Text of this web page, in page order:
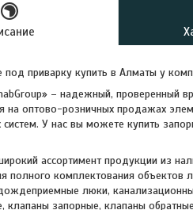
приварку купить в Алматы у
– надежный, проверенный
на оптово-розничных продажах
У нас вы можете купить
ассортимент продукции из
полного комплектования объектов
люки,
клапаны запорные, клапаны